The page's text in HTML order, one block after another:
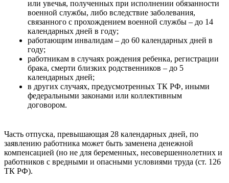
или увечья, полученных при исполнении обязанности
военной службы, либо вследствие заболевания,
связанного с прохождением военной службы – до 14
календарных дней в году;
работающим инвалидам – до 60 календарных дней в
году;
работникам в случаях рождения ребенка, регистрации
брака, смерти близких родственников – до 5
календарных дней;
в других случаях, предусмотренных ТК РФ, иными
федеральными законами или коллективным
договором.
Часть отпуска, превышающая 28 календарных дней, по
заявлению работника может быть заменена денежной
компенсацией (но не для беременных, несовершеннолетних и
работников с вредными и опасными условиями труда (ст. 126
ТК РФ).